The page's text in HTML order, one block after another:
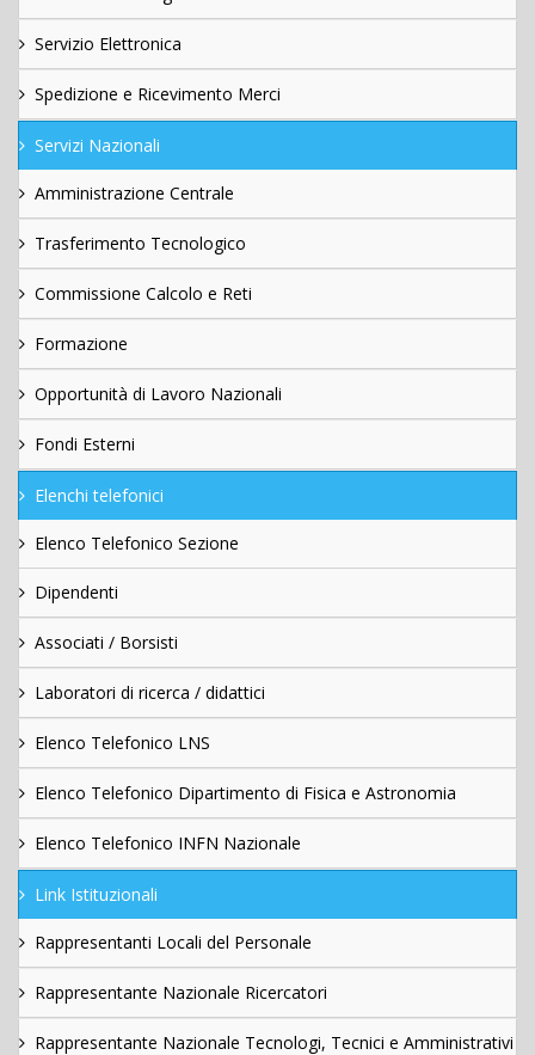
Servizio Elettronica
Spedizione e Ricevimento Merci
Servizi Nazionali
Amministrazione Centrale
Trasferimento Tecnologico
Commissione Calcolo e Reti
Formazione
Opportunità di Lavoro Nazionali
Fondi Esterni
Elenchi telefonici
Elenco Telefonico Sezione
Dipendenti
Associati / Borsisti
Laboratori di ricerca / didattici
Elenco Telefonico LNS
Elenco Telefonico Dipartimento di Fisica e Astronomia
Elenco Telefonico INFN Nazionale
Link Istituzionali
Rappresentanti Locali del Personale
Rappresentante Nazionale Ricercatori
Rappresentante Nazionale Tecnologi, Tecnici e Amministrativi